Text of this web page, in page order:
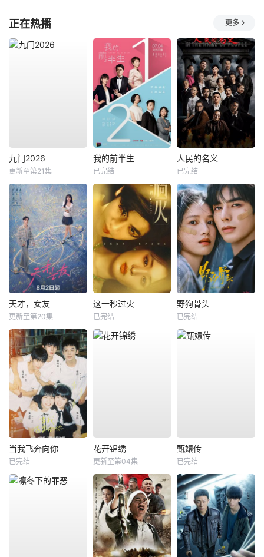
正在热播 更多
九门2026
更新至第21集
我的前半生
已完结
人民的名义
已完结
天才，女友
更新至第20集
这一秒过火
已完结
野狗骨头
已完结
当我飞奔向你
已完结
花开锦绣
更新至第04集
甄嬛传
已完结